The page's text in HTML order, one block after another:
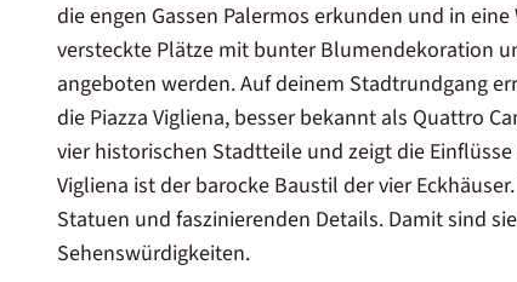
die engen Gassen Palermos erkunden und in
versteckte Plätze mit bunter Blumendekoration
angeboten werden. Auf deinem Stadtrundgang
die Piazza Vigliena, besser bekannt als Quattro
vier historischen Stadtteile und zeigt die
Vigliena ist der barocke Baustil dervier Eckhäuser
Statuen und faszinierenden Details. Damit sind
Sehenswürdigkeiten.